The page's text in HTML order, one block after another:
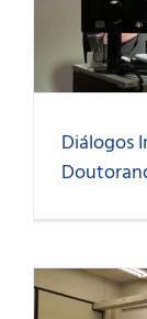
Diálogos